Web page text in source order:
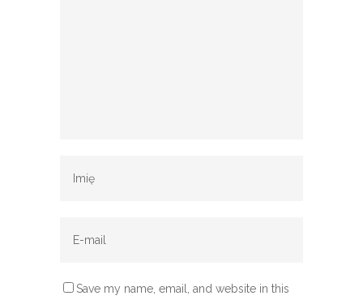
Save my name, email, and website in this